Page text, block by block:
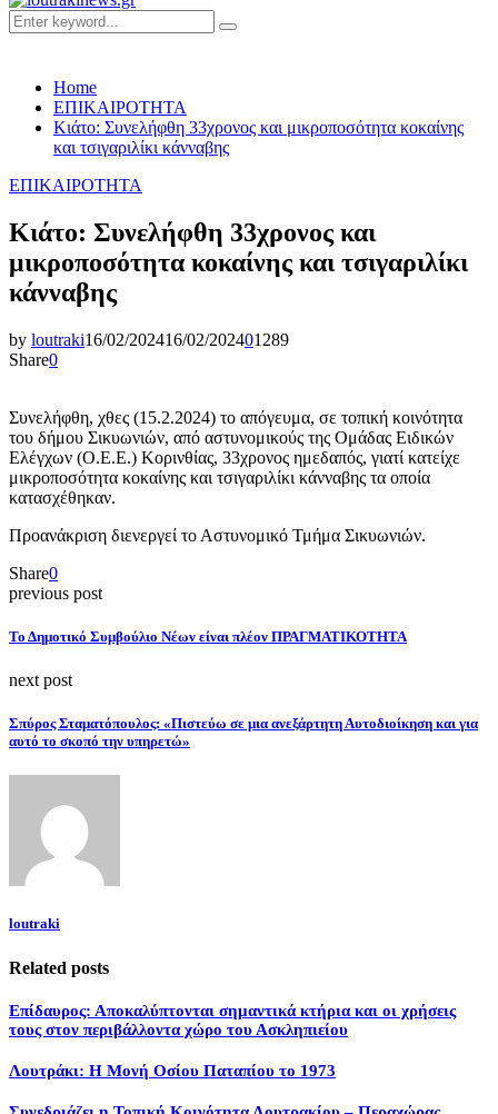
Menu
Search
for:
Search
Home
ΕΠΙΚΑΙΡΟΤΗΤΑ
Κιάτο: Συνελήφθη 33χρονος και μικροποσότητα κοκαίνης
και τσιγαριλίκι κάνναβης
ΕΠΙΚΑΙΡΟΤΗΤΑ
Κιάτο: Συνελήφθη 33χρονος και
μικροποσότητα κοκαίνης και τσιγαριλίκι
κάνναβης
by loutraki16/02/202416/02/202401289
Share0
Συνελήφθη, χθες (15.2.2024) το απόγευμα, σε τοπική κοινότητα
του δήμου Σικυωνιών, από αστυνομικούς της Ομάδας Ειδικών
Ελέγχων (Ο.Ε.Ε.) Κορινθίας, 33χρονος ημεδαπός, γιατί κατείχε
μικροποσότητα κοκαίνης και τσιγαριλίκι κάνναβης τα οποία
κατασχέθηκαν.
Προανάκριση διενεργεί το Αστυνομικό Τμήμα Σικυωνιών.
Share0
previous post
Το Δημοτικό Συμβούλιο Νέων είναι πλέον ΠΡΑΓΜΑΤΙΚΟΤΗΤΑ
next post
Σπύρος Σταματόπουλος: «Πιστεύω σε μια ανεξάρτητη Αυτοδιοίκηση και για
αυτό το σκοπό την υπηρετώ»
loutraki
Related posts
Επίδαυρος: Αποκαλύπτονται σημαντικά κτήρια και οι χρήσεις
τους στον περιβάλλοντα χώρο του Ασκληπιείου
Λουτράκι: Η Μονή Οσίου Παταπίου το 1973